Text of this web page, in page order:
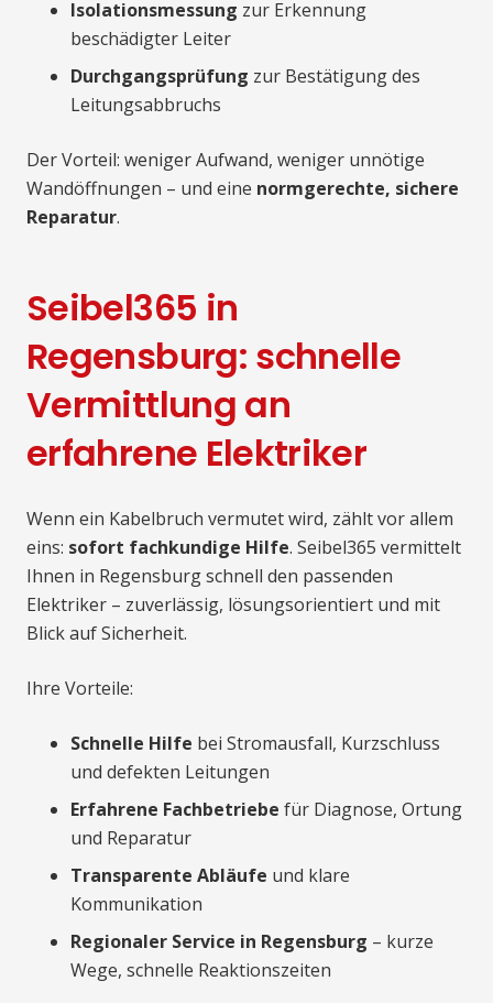
Isolationsmessung zur Erkennung
beschädigter Leiter
Durchgangsprüfung zur Bestätigung des
Leitungsabbruchs
Der Vorteil: weniger Aufwand, weniger unnötige
Wandöffnungen – und eine normgerechte, sichere
Reparatur.
Seibel365 in
Regensburg: schnelle
Vermittlung an
erfahrene Elektriker
Wenn ein Kabelbruch vermutet wird, zählt vor allem
eins: sofort fachkundige Hilfe. Seibel365 vermittelt
Ihnen in Regensburg schnell den passenden
Elektriker – zuverlässig, lösungsorientiert und mit
Blick auf Sicherheit.
Ihre Vorteile:
Schnelle Hilfe bei Stromausfall, Kurzschluss
und defekten Leitungen
Erfahrene Fachbetriebe für Diagnose, Ortung
und Reparatur
Transparente Abläufe und klare
Kommunikation
Regionaler Service in Regensburg – kurze
Wege, schnelle Reaktionszeiten